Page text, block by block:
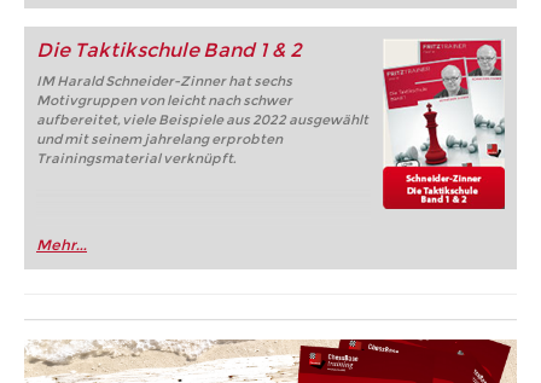
Die Taktikschule Band 1 & 2
IM Harald Schneider-Zinner hat sechs
Motivgruppen von leicht nach schwer
aufbereitet, viele Beispiele aus 2022 ausgewählt
und mit seinem jahrelang erprobten
Trainingsmaterial verknüpft.
Mehr...